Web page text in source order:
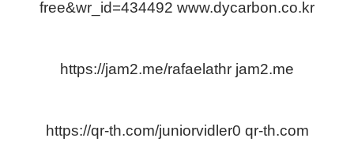
free&wr_id=434492 www.dycarbon.co.kr
https://jam2.me/rafaelathr jam2.me
https://qr-th.com/juniorvidler0 qr-th.com